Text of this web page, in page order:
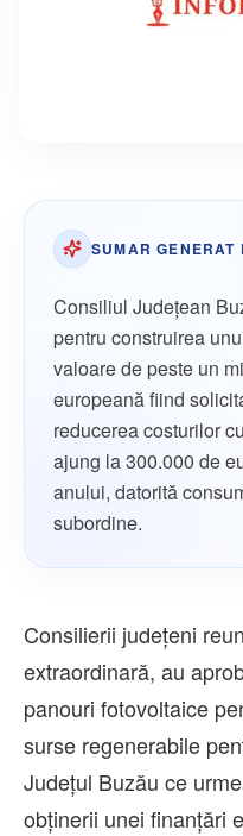
SUMAR GENERAT
Consiliul Judeţean
pentru construirea
valoare de peste un
europeană fiind
reducerea costurilor
ajung la 300.000 de
anului, datorită
subordine.
Consilierii judeţeni
extraordinară, au
panouri fotovoltaice
surse regenerabile
Judeţul Buzău ce
obţinerii unei finanţări